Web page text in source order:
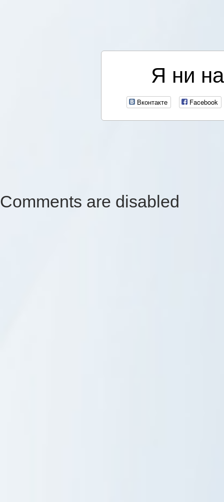
Я ни
Вконтакте Facebook
Comments are disabled